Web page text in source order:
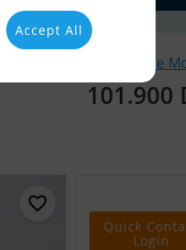
Lignende
101.900
Quick
Login
Accept All